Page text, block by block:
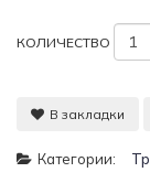
КОЛИЧЕСТВО
В закладки
Категории: